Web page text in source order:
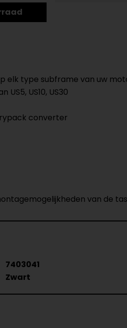
elk type subframe van uw
US10, US30
converter
van de
7403041
Zwart